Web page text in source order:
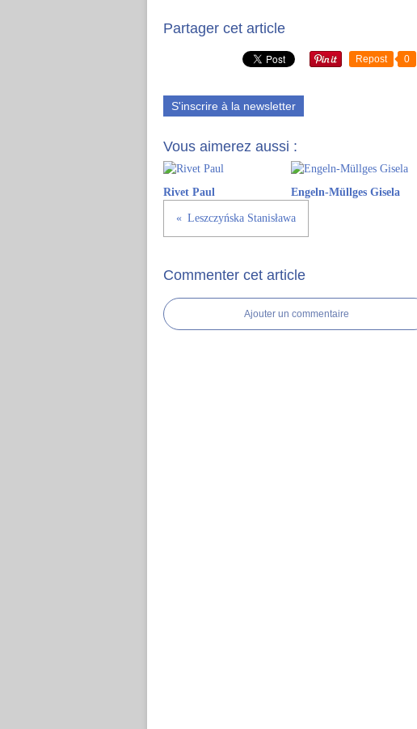
Partager cet article
Repost 0
S'inscrire à la newsletter
Vous aimerez aussi :
Rivet Paul Engeln-Müllges Gisela
Leszczyńska Stanisława
Commenter cet article
Ajouter un commentaire